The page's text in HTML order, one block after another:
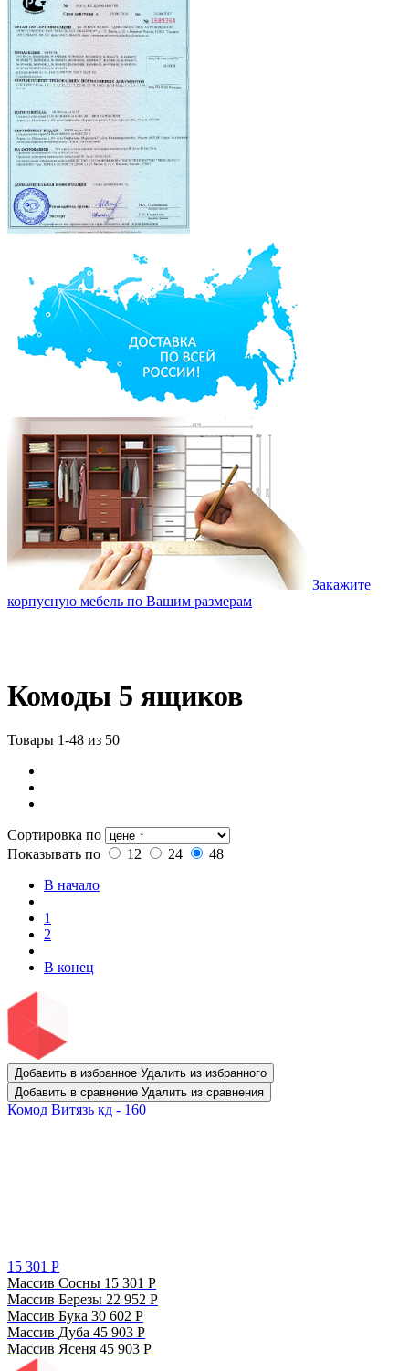
Закажите
корпусную мебель по Вашим размерам
Комоды 5 ящиков
Товары 1-48 из 50
Сортировка по
Показывать по
12 24
48
В начало
1
2
В конец
Добавить в избранное Удалить из избранного
Добавить в сравнение Удалить из сравнения
Комод Витязь кд - 160
15 301 Р
Массив Сосны 15 301 Р
Массив Березы 22 952 Р
Массив Бука 30 602 Р
Массив Дуба 45 903 Р
Массив Ясеня 45 903 Р